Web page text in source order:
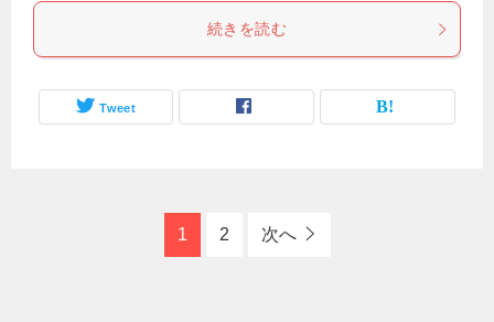
続きを読む
Tweet
1 2 次へ